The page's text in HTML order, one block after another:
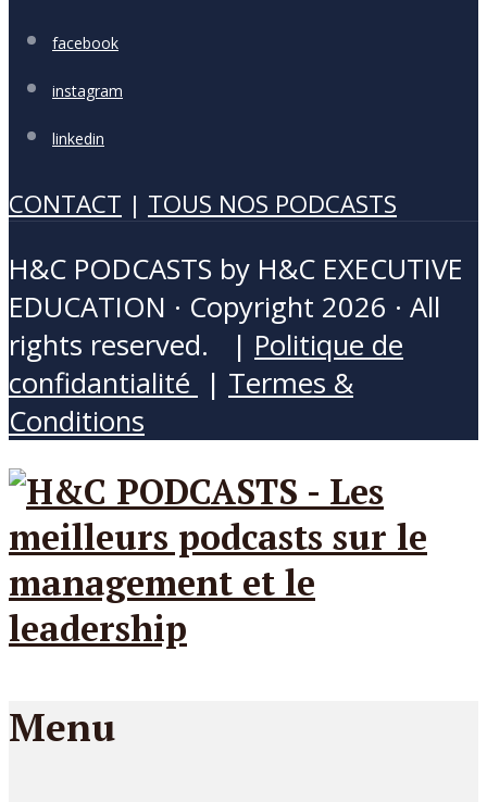
facebook
instagram
linkedin
CONTACT | TOUS NOS PODCASTS
H&C PODCASTS by H&C EXECUTIVE
EDUCATION · Copyright 2026 · All
rights reserved. | Politique de
confidantialité | Termes &
Conditions
Menu